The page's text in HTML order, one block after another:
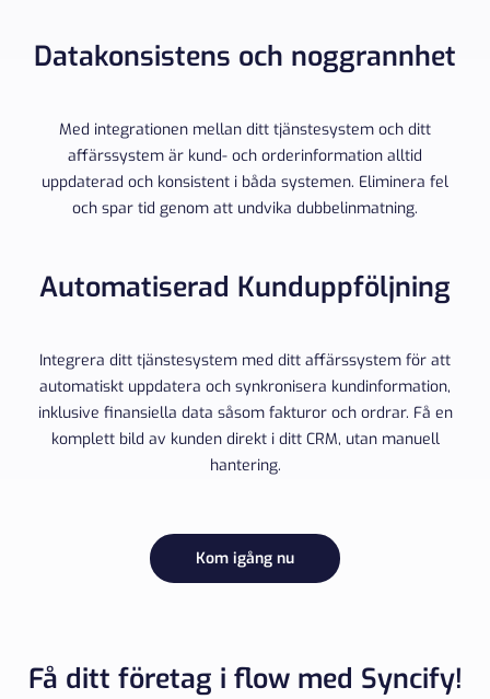
Datakonsistens och noggrannhet
Med integrationen mellan ditt tjänstesystem och ditt
affärssystem är kund- och orderinformation alltid
uppdaterad och konsistent i båda systemen. Eliminera fel
och spar tid genom att undvika dubbelinmatning.
Automatiserad Kunduppföljning
Integrera ditt tjänstesystem med ditt affärssystem för att
automatiskt uppdatera och synkronisera kundinformation,
inklusive finansiella data såsom fakturor och ordrar. Få en
komplett bild av kunden direkt i ditt CRM, utan manuell
hantering.
Kom igång nu
Få ditt företag i flow med Syncify!